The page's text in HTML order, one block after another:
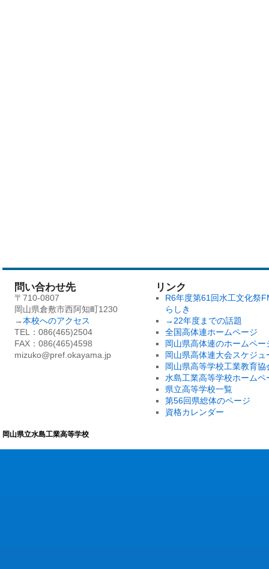
問い合わせ先
〒710-0807
岡山県倉敷市西阿知町1230
→本校へのアクセス
TEL：086(465)2504
FAX：086(465)4598
mizuko@pref.okayama.jp
リンク
R6年度第61回水工文化祭
らしき
→22年度までの話題
全国高体連ホームページ
岡山県高体連のホームペー
岡山県高体連大会スケジュ
岡山県高等学校工業教育協
水島工業高等学校ホームペ
県立高等学校一覧
第56回県総体のページ
資格カレンダー
岡山県立水島工業高等学校